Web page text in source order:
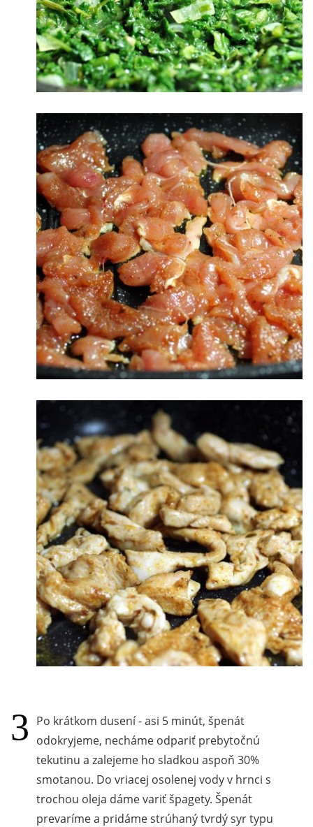
Po krátkom dusení - asi 5 minút, špenát
odokryjeme, necháme odpariť prebytočnú
tekutinu a zalejeme ho sladkou aspoň 30%
smotanou. Do vriacej osolenej vody v hrnci s
trochou oleja dáme variť špagety. Špenát
prevaríme a pridáme strúhaný tvrdý syr typu